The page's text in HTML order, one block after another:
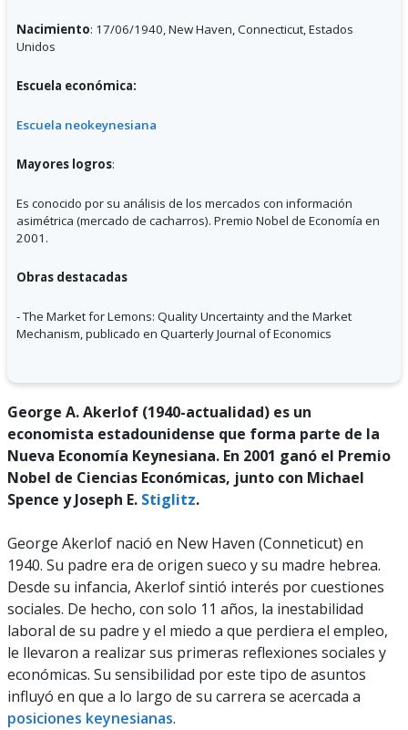
Nacimiento: 17/06/1940,New Haven, Connecticut, Estados
Unidos
Escuela económica:
Escuela neokeynesiana
Mayores logros:
Es conocido por su análisis de los mercados con información
asimétrica (mercado de cacharros). Premio Nobel de Economía en
2001.
Obras destacadas
-The Market for Lemons: Quality Uncertainty and the Market
Mechanism, publicado en Quarterly Journal of Economics
George A. Akerlof (1940-actualidad) es un
economista estadounidense que forma parte de la
Nueva Economía Keynesiana. En 2001 ganó el Premio
Nobel de Ciencias Económicas, junto con Michael
Spence y Joseph E. Stiglitz.
George Akerlof nació en New Haven (Conneticut) en
1940. Su padre era de origen sueco y su madre hebrea.
Desde su infancia, Akerlof sintió interés por cuestiones
sociales. De hecho, con solo 11 años, la inestabilidad
laboral de su padre y el miedo a que perdiera el empleo,
le llevaron a realizar sus primeras reflexiones sociales y
económicas. Su sensibilidad por este tipo de asuntos
influyó en que a lo largo de su carrera se acercada a
posiciones keynesianas.